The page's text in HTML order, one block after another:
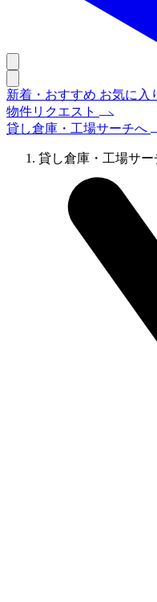
新着・おすすめ お気に入
物件リクエスト
貸し倉庫・工場サーチへ
貸し倉庫・工場サー